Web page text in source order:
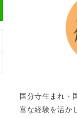
国分寺生まれ・
富な経験を活か